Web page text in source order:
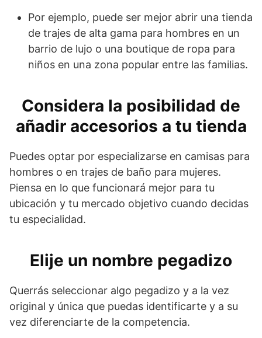
Por ejemplo, puede ser mejor abrir una tienda
de trajes de alta gama para hombres en un
barrio de lujo o una boutique de ropa para
niños en una zona popular entre las familias.
Considera la posibilidad de
añadir accesorios a tu tienda
Puedes optar por especializarse en camisas para
hombres o en trajes de baño para mujeres.
Piensa en lo que funcionará mejor para tu
ubicación y tu mercado objetivo cuando decidas
tu especialidad.
Elije un nombre pegadizo
Querrás seleccionar algo pegadizo y a la vez
original y única que puedas identificarte y a su
vez diferenciarte de la competencia.